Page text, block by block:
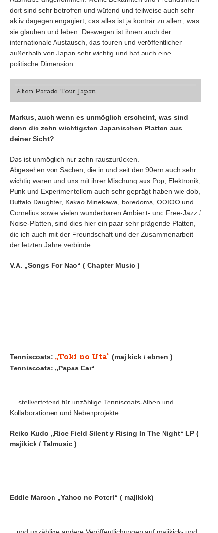
dort sind sehr betroffen und wütend und teilweise auch sehr
aktiv dagegen engagiert, das alles ist ja konträr zu allem, was
sie glauben und leben. Deswegen ist ihnen auch der
internationale Austausch, das touren und veröffentlichen
außerhalb von Japan sehr wichtig und hat auch eine
politische Dimension.
Alien Parade Tour Japan
Markus, auch wenn es unmöglich erscheint, was sind
denn die zehn wichtigsten Japanischen Platten aus
deiner Sicht?
Das ist unmöglich nur zehn rauszurücken.
Abgesehen von Sachen, die in und seit den 90ern auch sehr
wichtig waren und uns mit ihrer Mischung aus Pop, Elektronik,
Punk und Experimentellem auch sehr geprägt haben wie dob,
Buffalo Daughter, Kakao Minekawa, boredoms, OOIOO und
Cornelius sowie vielen wunderbaren Ambient- und Free-Jazz /
Noise-Platten, sind dies hier ein paar sehr prägende Platten,
die ich auch mit der Freundschaft und der Zusammenarbeit
der letzten Jahre verbinde:
V.A. „Songs For Nao“ ( Chapter Music )
Tenniscoats: „Toki no Uta“ (majikick / ebnen )
Tenniscoats: „Papas Ear“
….stellvertetend für unzählige Tenniscoats-Alben und
Kollaborationen und Nebenprojekte
Reiko Kudo „Rice Field Silently Rising In The Night“ LP (
majikick / Talmusic )
Eddie Marcon „Yahoo no Potori“ ( majikick)